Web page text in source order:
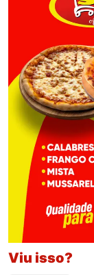
Viu isso?